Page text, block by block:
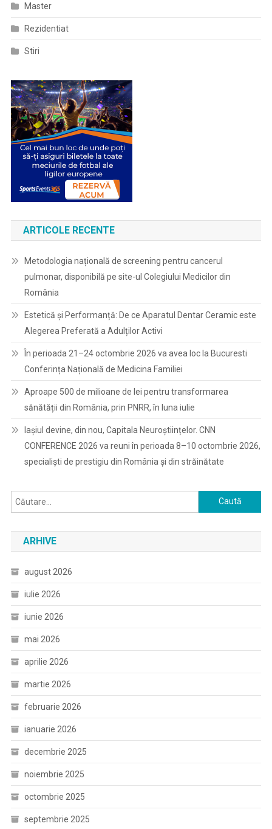
Master
Rezidentiat
Stiri
ARTICOLE RECENTE
Metodologia națională de screening pentru cancerul
pulmonar, disponibilă pe site-ul Colegiului Medicilor din
România
Estetică și Performanță: De ce Aparatul Dentar Ceramic este
Alegerea Preferată a Adulților Activi
În perioada 21–24 octombrie 2026 va avea loc la Bucuresti
Conferința Națională de Medicina Familiei
Aproape 500 de milioane de lei pentru transformarea
sănătății din România, prin PNRR, în luna iulie
Iașiul devine, din nou, Capitala Neuroștiințelor. CNN
CONFERENCE 2026 va reuni în perioada 8–10 octombrie 2026,
specialiști de prestigiu din România și din străinătate
Caută
după:
ARHIVE
august 2026
iulie 2026
iunie 2026
mai 2026
aprilie 2026
martie 2026
februarie 2026
ianuarie 2026
decembrie 2025
noiembrie 2025
octombrie 2025
septembrie 2025